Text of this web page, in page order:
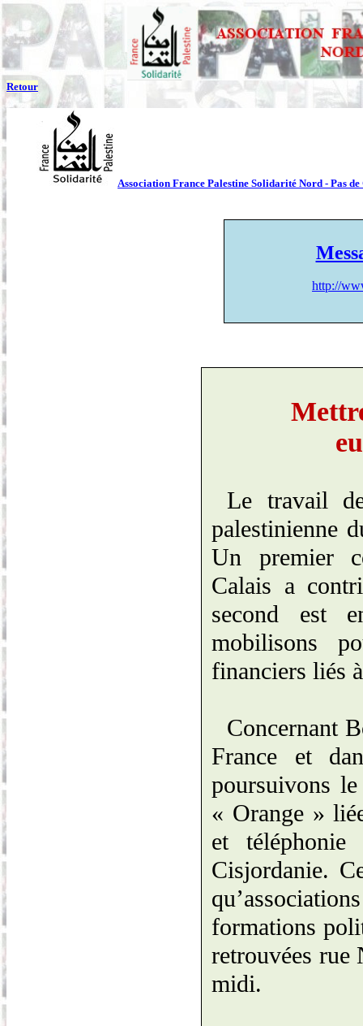
Retour
Association France Palestine Solidarité Nord - Pas de
http://
Le travail
palestinienne
Un premier
Calais a
second est
mobilisons
financiers liés
Concernant
France et
poursuivons
« Orange »
et téléphonie
Cisjordanie.
formations
retrouvées rue
midi.